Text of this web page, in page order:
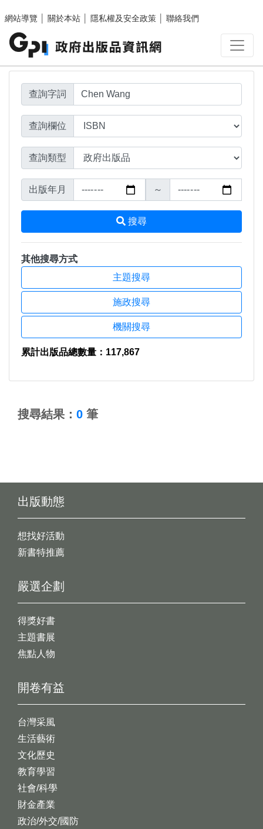
網站導覽
關於本站 隱私權及安全政策 聯絡我們
搜尋結果頁面
查詢字詞
查詢欄位
查詢類型
出版年月 ～
搜尋
其他搜尋方式
主題搜尋
施政搜尋
機關搜尋
累計出版品總數量：117,867
搜尋結果： 0 筆
出版動態
想找好活動
新書特推薦
開卷有益
台灣采風
生活藝術
文化歷史
教育學習
社會/科學
財金產業
政治/外交/國防
嚴選企劃
得獎好書
主題書展
焦點人物